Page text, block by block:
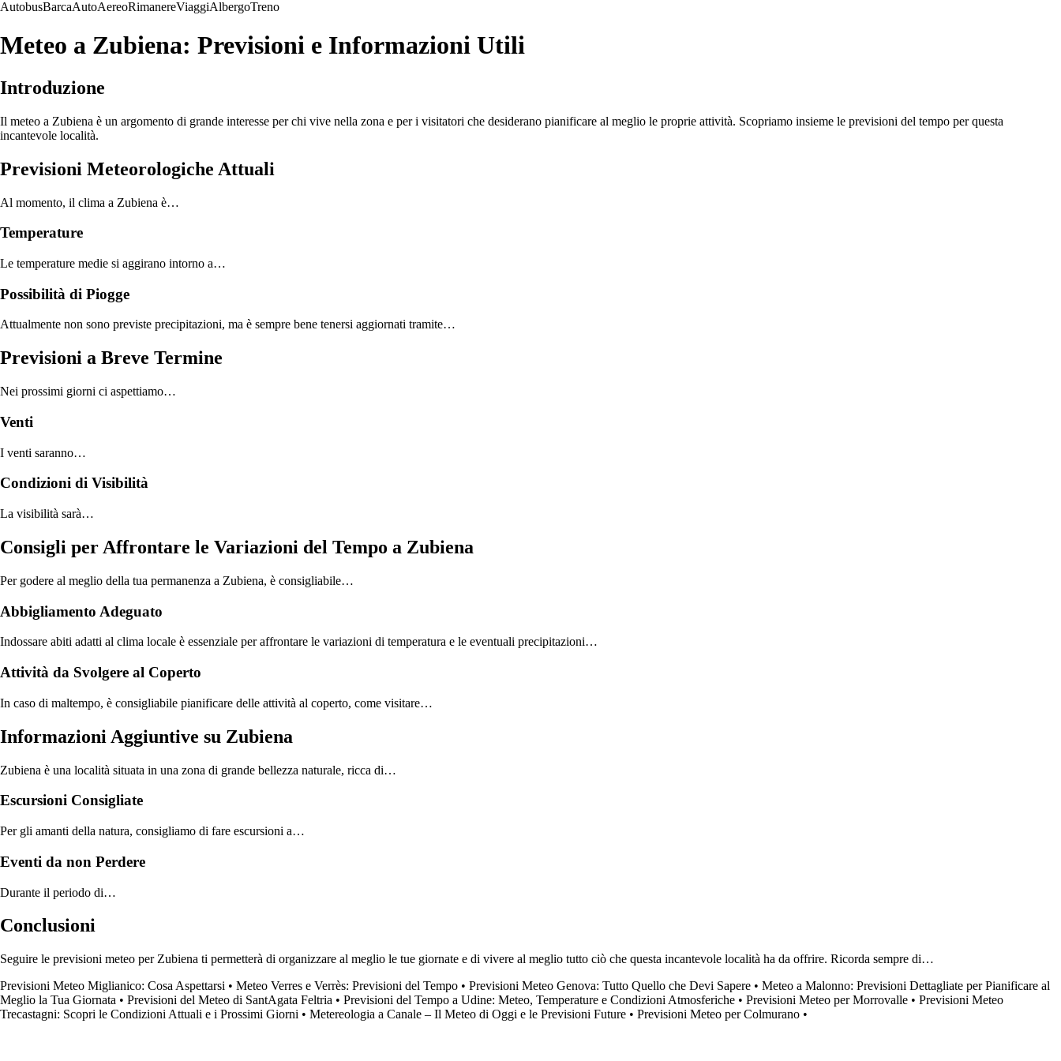
AutobusBarcaAutoAereoRimanereViaggiAlbergoTreno
Meteo a Zubiena: Previsioni e Informazioni Utili
Introduzione
Il meteo a Zubiena è un argomento di grande interesse per chi vive nella zona e per i visitatori che desiderano pianificare al meglio le proprie attività. Scopriamo insieme le previsioni del tempo per questa
incantevole località.
Previsioni Meteorologiche Attuali
Al momento, il clima a Zubiena è…
Temperature
Le temperature medie si aggirano intorno a…
Possibilità di Piogge
Attualmente non sono previste precipitazioni, ma è sempre bene tenersi aggiornati tramite…
Previsioni a Breve Termine
Nei prossimi giorni ci aspettiamo…
Venti
I venti saranno…
Condizioni di Visibilità
La visibilità sarà…
Consigli per Affrontare le Variazioni del Tempo a Zubiena
Per godere al meglio della tua permanenza a Zubiena, è consigliabile…
Abbigliamento Adeguato
Indossare abiti adatti al clima locale è essenziale per affrontare le variazioni di temperatura e le eventuali precipitazioni…
Attività da Svolgere al Coperto
In caso di maltempo, è consigliabile pianificare delle attività al coperto, come visitare…
Informazioni Aggiuntive su Zubiena
Zubiena è una località situata in una zona di grande bellezza naturale, ricca di…
Escursioni Consigliate
Per gli amanti della natura, consigliamo di fare escursioni a…
Eventi da non Perdere
Durante il periodo di…
Conclusioni
Seguire le previsioni meteo per Zubiena ti permetterà di organizzare al meglio le tue giornate e di vivere al meglio tutto ciò che questa incantevole località ha da offrire. Ricorda sempre di…
Previsioni Meteo Miglianico: Cosa Aspettarsi • Meteo Verres e Verrès: Previsioni del Tempo • Previsioni Meteo Genova: Tutto Quello che Devi Sapere • Meteo a Malonno: Previsioni Dettagliate per Pianificare al
Meglio la Tua Giornata • Previsioni del Meteo di SantAgata Feltria • Previsioni del Tempo a Udine: Meteo, Temperature e Condizioni Atmosferiche • Previsioni Meteo per Morrovalle • Previsioni Meteo
Trecastagni: Scopri le Condizioni Attuali e i Prossimi Giorni • Metereologia a Canale – Il Meteo di Oggi e le Previsioni Future • Previsioni Meteo per Colmurano •